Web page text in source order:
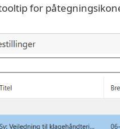
for